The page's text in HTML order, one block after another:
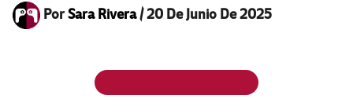
PorSara Rivera/20 De Junio De 2025